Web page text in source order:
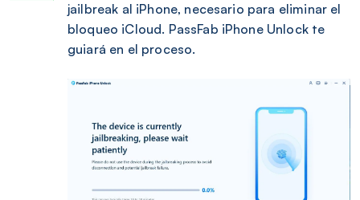
jailbreak al iPhone, necesario para eliminar el
bloqueo iCloud. PassFab iPhone Unlock te
guiará en el proceso.